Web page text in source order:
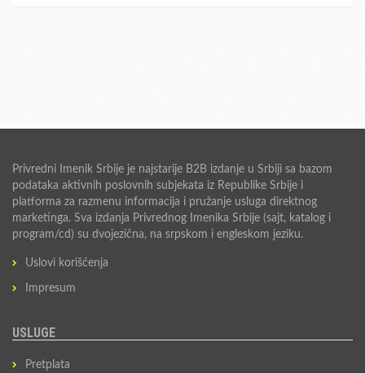
Privredni Imenik Srbije je najstarije B2B izdanje u Srbiji sa bazom
podataka aktivnih poslovnih subjekata iz Republike Srbije i
platforma za razmenu informacija i pružanje usluga direktnog
marketinga. Sva izdanja Privrednog Imenika Srbije (sajt, katalog i
program/cd) su dvojezična, na srpskom i engleskom jeziku.
Uslovi korišćenja
Impresum
USLUGE
Pretplata